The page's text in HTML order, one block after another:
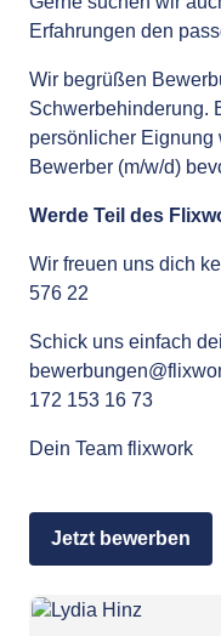
Erfahrungen den
Wir begrüßen
Schwerbehinderung.
persönlicher Eignung
Bewerber (m/w/d)
Werde Teil des
Wir freuen uns dich
576 22
Schick uns einfach
172 153 16 73
Dein Team flixwork
Jetzt bewerben